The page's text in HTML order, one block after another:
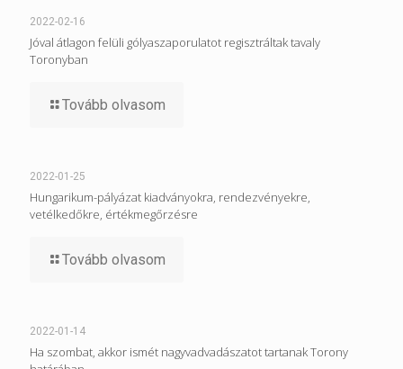
2022-02-16
Jóval átlagon felüli gólyaszaporulatot regisztráltak tavaly
Toronyban
Tovább olvasom
2022-01-25
Hungarikum-pályázat kiadványokra, rendezvényekre,
vetélkedőkre, értékmegőrzésre
Tovább olvasom
2022-01-14
Ha szombat, akkor ismét nagyvadvadászatot tartanak Torony